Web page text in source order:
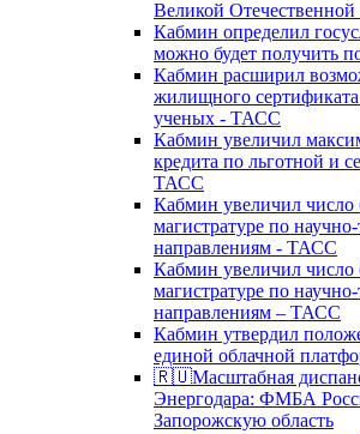
Великой
Кабмин определил
можно будет получить
Кабмин расширил
жилищного
ученых - ТАСС
Кабмин увеличил
кредита по льготной и
ТАСС
Кабмин увеличил
магистратуре по
направлениям - ТАСС
Кабмин увеличил
магистратуре по
направлениям – ТАСС
Кабмин утвердил
единой облачной
🇷🇺Масштабная
Энергодара: ФМБА
Запорожскую область